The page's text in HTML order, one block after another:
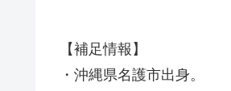
【補足情報】
・沖縄県名護市出身。